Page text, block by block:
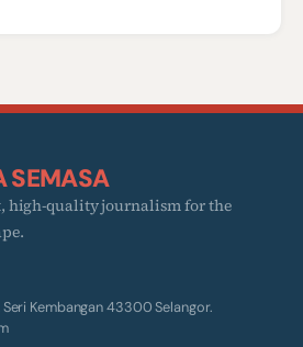
SEMASA
high-quality journalism for the
Kembangan 43300 Selangor.